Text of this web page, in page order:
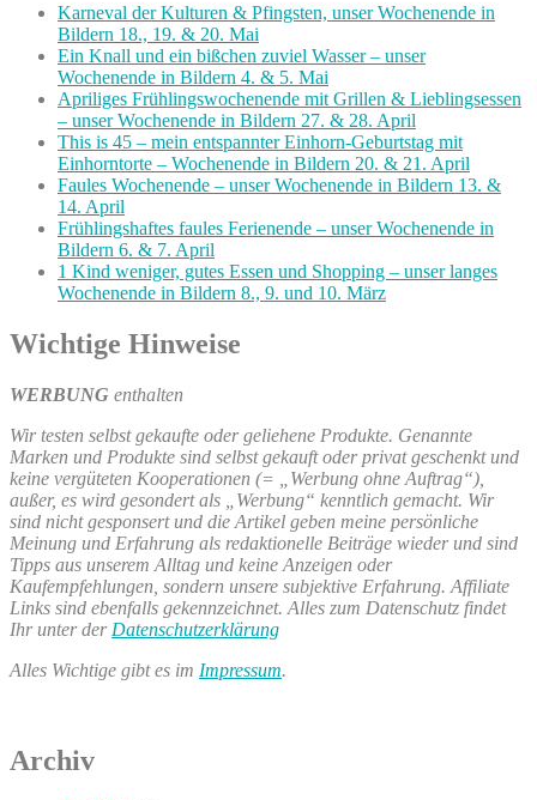
Karneval der Kulturen & Pfingsten, unser Wochenende in
Bildern 18., 19. & 20. Mai
Ein Knall und ein bißchen zuviel Wasser – unser
Wochenende in Bildern 4. & 5. Mai
Apriliges Frühlingswochenende mit Grillen & Lieblingsessen
– unser Wochenende in Bildern 27. & 28. April
This is 45 – mein entspannter Einhorn-Geburtstag mit
Einhorntorte – Wochenende in Bildern 20. & 21. April
Faules Wochenende – unser Wochenende in Bildern 13. &
14. April
Frühlingshaftes faules Ferienende – unser Wochenende in
Bildern 6. & 7. April
1 Kind weniger, gutes Essen und Shopping – unser langes
Wochenende in Bildern 8., 9. und 10. März
Wichtige Hinweise
WERBUNG enthalten
Wir testen selbst gekaufte oder geliehene Produkte. Genannte
Marken und Produkte sind selbst gekauft oder privat geschenkt und
keine vergüteten Kooperationen (= „Werbung ohne Auftrag“),
außer, es wird gesondert als „Werbung“ kenntlich gemacht. Wir
sind nicht gesponsert und die Artikel geben meine persönliche
Meinung und Erfahrung als redaktionelle Beiträge wieder und sind
Tipps aus unserem Alltag und keine Anzeigen oder
Kaufempfehlungen, sondern unsere subjektive Erfahrung. Affiliate
Links sind ebenfalls gekennzeichnet. Alles zum Datenschutz findet
Ihr unter der Datenschutzerklärung
Alles Wichtige gibt es im Impressum.
Archiv